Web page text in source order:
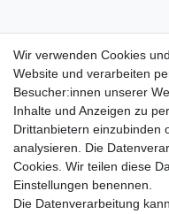
Vertrag
Versand-
© Copyright
Wir verwenden Cookies
Website und verarbeiten
Besucher:innen unserer
Inhalte und Anzeigen zu
Drittanbietern einzubinden
analysieren. Die
Cookies. Wir teilen diese
Einstellungen benennen.
Die Datenverarbeitung